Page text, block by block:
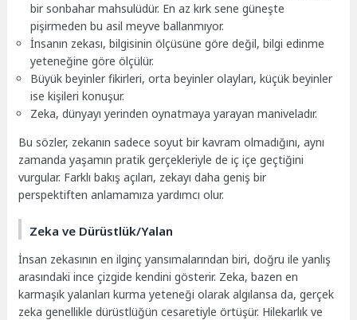
bir sonbahar mahsulüdür. En az kırk sene güneşte
pişirmeden bu asil meyve ballanmıyor.
İnsanın zekası, bilgisinin ölçüsüne göre değil, bilgi edinme
yeteneğine göre ölçülür.
Büyük beyinler fikirleri, orta beyinler olayları, küçük beyinler
ise kişileri konuşur.
Zeka, dünyayı yerinden oynatmaya yarayan maniveladır.
Bu sözler, zekanın sadece soyut bir kavram olmadığını, aynı
zamanda yaşamın pratik gerçekleriyle de iç içe geçtiğini
vurgular. Farklı bakış açıları, zekayı daha geniş bir
perspektiften anlamamıza yardımcı olur.
Zeka ve Dürüstlük/Yalan
İnsan zekasının en ilginç yansımalarından biri, doğru ile yanlış
arasındaki ince çizgide kendini gösterir. Zeka, bazen en
karmaşık yalanları kurma yeteneği olarak algılansa da, gerçek
zeka genellikle dürüstlüğün cesaretiyle örtüşür. Hilekarlık ve